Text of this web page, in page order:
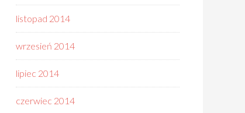
listopad 2014
wrzesień 2014
lipiec 2014
czerwiec 2014